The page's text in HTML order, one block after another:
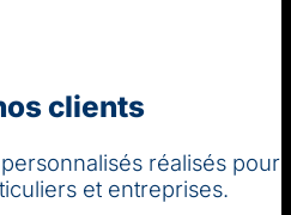
clients
réalisés pour
et entreprises.